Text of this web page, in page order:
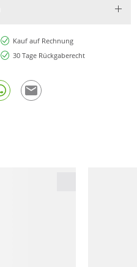
Kauf auf Rechnung
30 Tage Rückgaberecht